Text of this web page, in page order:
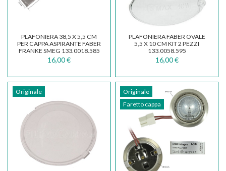
PLAFONIERA 38,5 X 5,5 CM
PER CAPPA ASPIRANTE FABER
FRANKE SMEG 133.0018.585
16,00 €
PLAFONIERA FABER OVALE
5,5 X 10 CM KIT 2 PEZZI
133.0058.595
16,00 €
Originale
Originale
Faretto cappa